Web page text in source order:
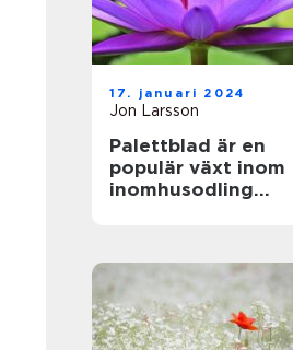
17. januari 2024
Jon Larsson
Palettblad är en
populär växt inom
inomhusodling
sina vackra färger
och mönster